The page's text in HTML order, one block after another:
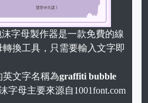
沫字母製作器是一款免費的線
轉換工具，只需要輸入文字即
英文字名稱為graffiti bubble
字母主要來源自1001font.com